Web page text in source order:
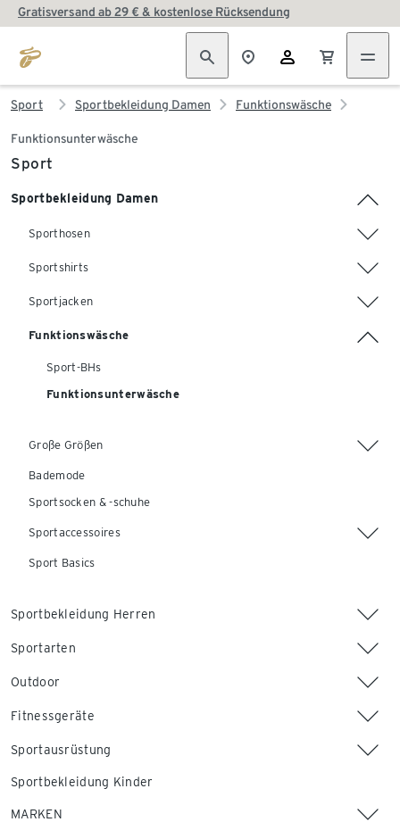
Gratisversand ab 29 € & kostenlose Rücksendung
Sport Sportbekleidung Damen Funktionswäsche
Funktionsunterwäsche
Sport
Sportbekleidung Damen
Sporthosen
Sportshirts
Sportjacken
Funktionswäsche
Sport-BHs
Funktionsunterwäsche
Große Größen
Bademode
Sportsocken & -schuhe
Sportaccessoires
Sport Basics
Sportbekleidung Herren
Sportarten
Outdoor
Fitnessgeräte
Sportausrüstung
Sportbekleidung Kinder
MARKEN